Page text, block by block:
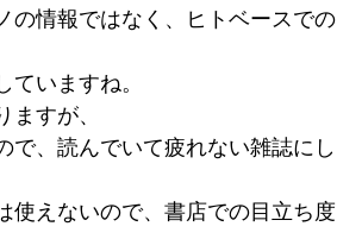
の情報ではなく、ヒトベースでの
いますね。
すが、
で、読んでいて疲れない雑誌にし
使えないので、書店での目立ち度